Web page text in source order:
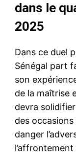
dans le
2025
Dans ce duel
Sénégal part
son
de la maîtrise
devra
des
danger